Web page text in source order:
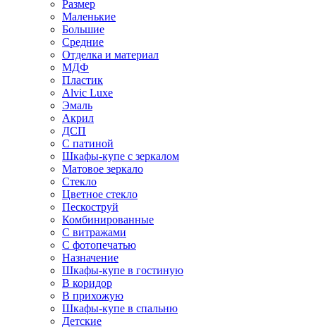
Размер
Маленькие
Большие
Средние
Отделка и материал
МДФ
Пластик
Alvic Luxe
Эмаль
Акрил
ДСП
С патиной
Шкафы-купе с зеркалом
Матовое зеркало
Стекло
Цветное стекло
Пескоструй
Комбинированные
С витражами
С фотопечатью
Назначение
Шкафы-купе в гостиную
В коридор
В прихожую
Шкафы-купе в спальню
Детские